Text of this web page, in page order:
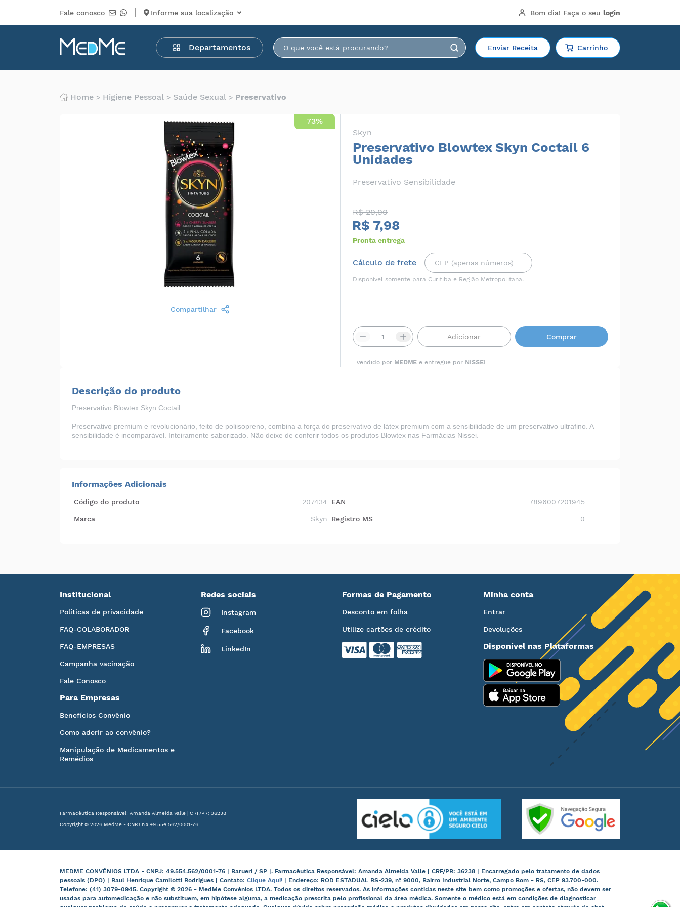
Fale conosco Informe sua localização Bom dia! Faça o seu login
Departamentos Enviar Receita Carrinho
Departamentos
Medicamentos
Higiene
Home Higiene Pessoal Saúde Sexual Preservativo
73%
Compartilhar
Skyn
Preservativo Blowtex Skyn Coctail 6
Unidades
Preservativo Sensibilidade
R$ 29,90
R$ 7,98
Pronta entrega
Cálculo de frete
Disponível somente para Curitiba e Região Metropolitana.
Adicionar Comprar
vendido por MEDME e entregue por NISSEI
Descrição do produto
Preservativo Blowtex Skyn Coctail
Preservativo premium e revolucionário, feito de poliisopreno, combina a força do preservativo de látex premium com a sensibilidade de um preservativo ultrafino. A
sensibilidade é incomparável. Inteiramente saborizado. Não deixe de conferir todos os produtos Blowtex nas Farmácias Nissei
Informações Adicionais
Código do produto 207434 EAN 7896007201945
Marca Skyn Registro MS 0
Institucional
Políticas de privacidade
FAQ-COLABORADOR
FAQ-EMPRESAS
Campanha vacinação
Fale Conosco
Para Empresas
Benefícios Convênio
Como aderir ao convênio?
Manipulação de Medicamentos e
Remédios
Redes sociais
Instagram
Facebook
LinkedIn
Formas de Pagamento
Desconto em folha
Utilize cartões de crédito
Minha conta
Entrar
Devoluções
Disponível nas Plataformas
Farmacêutica Responsável: Amanda Almeida Valle | CRF/PR: 36238
Copyright © 2026 MedMe - CNPJ n.º 49.554.562/0001-76
MEDME CONVÊNIOS LTDA - CNPJ: 49.554.562/0001-76 | Barueri / SP |. Farmacêutica Responsável: Amanda Almeida Valle | CRF/PR: 36238 | Encarregado pelo tratamento de dados
pessoais (DPO) | Raul Henrique Camilotti Rodrigues | Contato: Clique Aqui! | Endereço: ROD ESTADUAL RS-239, nº 9000, Bairro Industrial Norte, Campo Bom - RS, CEP 93.700-000.
Telefone: (41) 3079-0945. Copyright © 2026 - MedMe Convênios LTDA. Todos os direitos reservados. As informações contidas neste site bem como promoções e ofertas, não devem ser
usadas para automedicação e não substituem, em hipótese alguma, a medicação prescrita pelo profissional da área médica. Somente o médico está em condições de diagnosticar